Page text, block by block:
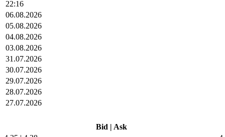
22:16
06.08.2026
05.08.2026
04.08.2026
03.08.2026
31.07.2026
30.07.2026
29.07.2026
28.07.2026
27.07.2026
Bid | Ask